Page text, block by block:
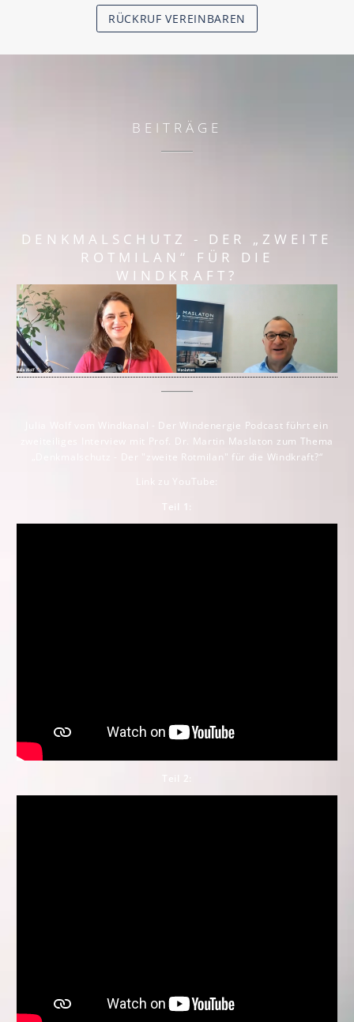
RÜCKRUF VEREINBAREN
BEITRÄGE
DENKMALSCHUTZ - DER „ZWEITE
ROTMILAN“ FÜR DIE
WINDKRAFT?
Julia Wolf vom Windkanal - Der Windenergie Podcast führt ein
zweiteiliges Interview mit Prof. Dr. Martin Mas la ton zum Thema
„Denkmalschutz - Der "zweite Rotmilan" für die Windkraft?“
Link zu YouTube:
Teil 1: